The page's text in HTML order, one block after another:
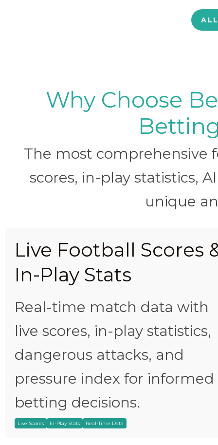
Why Choose
The most
scores, in-play statistics,
unique
Live Football Scores
In-Play Stats
Real-time match data with
live scores, in-play statistics,
dangerous attacks, and
pressure index for informed
betting decisions.
Live Scores In-Play Stats Real-Time Data